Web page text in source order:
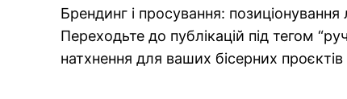
Брендинг і просування:
Переходьте до публікацій під тегом
натхнення для ваших бісерних